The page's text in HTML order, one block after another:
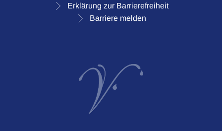
Erklärung zur Barrierefreiheit
Barriere melden